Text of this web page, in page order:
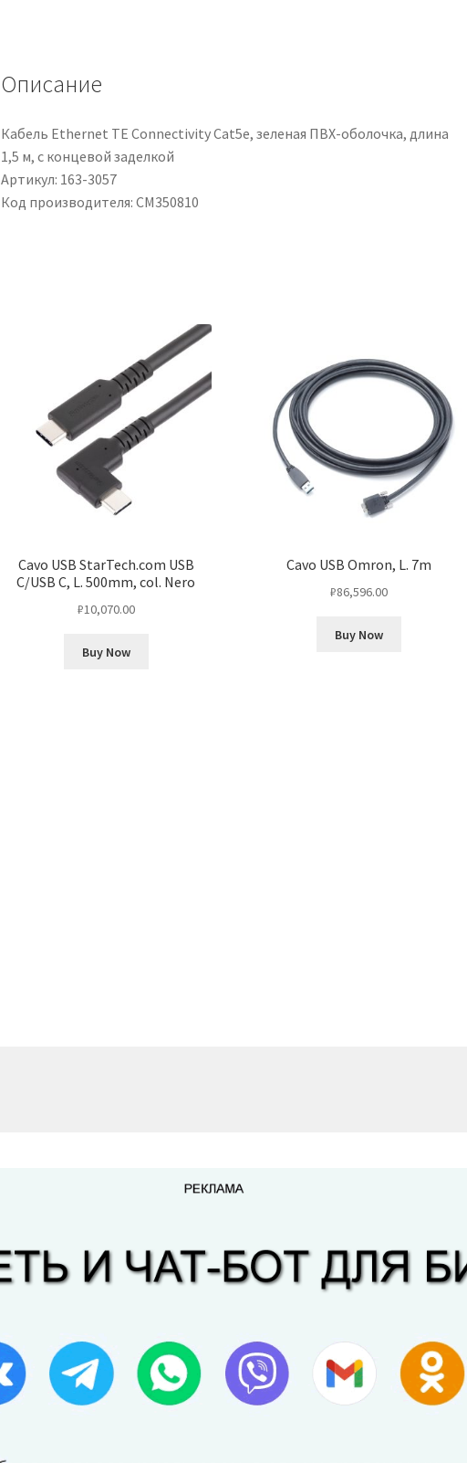
sbalzo
Acciaio
Описание
Кабель Ethernet TE Connectivity Cat5e, зеленая ПВХ-оболочка, длина
1,5 м, с концевой заделкой
Артикул: 163-3057
Код производителя: CM350810
Cavo USB StarTech.com USB
C/USB C, L. 500mm, col. Nero
₽10,070.00
Buy Now
Cavo USB Omron, L. 7m
₽86,596.00
Buy Now